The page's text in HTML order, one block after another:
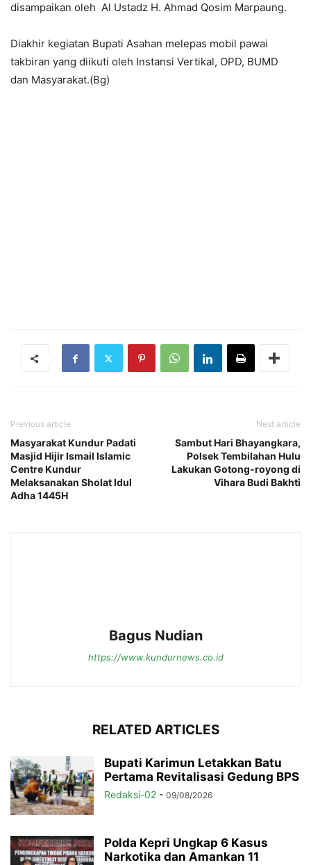
disampaikan oleh Al Ustadz H. Ahmad Qosim Marpaung.
Diakhir kegiatan Bupati Asahan melepas mobil pawai
takbiran yang diikuti oleh Instansi Vertikal, OPD, BUMD
dan Masyarakat.(Bg)
Previous article
Masyarakat Kundur Padati
Masjid Hijir Ismail Islamic
Centre Kundur
Melaksanakan Sholat Idul
Adha 1445H
Next article
Sambut Hari Bhayangkara,
Polsek Tembilahan Hulu
Lakukan Gotong-royong di
Vihara Budi Bakhti
Bagus Nudian
https://www.kundurnews.co.id
RELATED ARTICLES
Bupati Karimun Letakkan Batu
Pertama Revitalisasi Gedung BPS
Redaksi-02 - 09/08/2026
Polda Kepri Ungkap 6 Kasus
Narkotika dan Amankan 11